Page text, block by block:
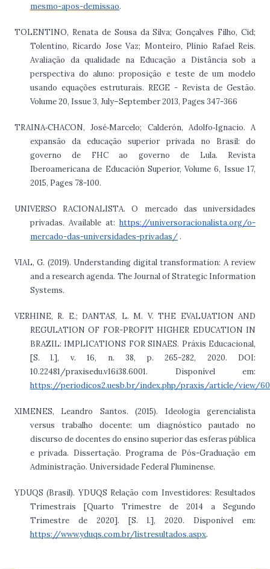
mesmo-apos-demissao.
TOLENTINO, Renata de Sousa da Silva; Gonçalves Filho, Cid;
Tolentino, Ricardo Jose Vaz; Monteiro, Plínio Rafael Reis.
Avaliação da qualidade na Educação a Distância sob a
perspectiva do aluno: proposição e teste de um modelo
usando equações estruturais. REGE - Revista de Gestão.
Volume 20, Issue 3, July–September 2013, Pages 347-366
TRAINA‐CHACON, José‐Marcelo; Calderón, Adolfo‐Ignacio. A
expansão da educação superior privada no Brasil: do
governo de FHC ao governo de Lula. Revista
Iberoamericana de Educación Superior, Volume 6, Issue 17,
2015, Pages 78-100.
UNIVERSO RACIONALISTA. O mercado das universidades
privadas. Available at:https://universoracionalista.org/o-
mercado-das-universidades-privadas/.
VIAL, G. (2019). Understanding digital transformation: A review
and a research agenda. The Journal of Strategic Information
Systems.
VERHINE, R. E.; DANTAS, L. M. V. THE EVALUATION AND
REGULATION OF FOR-PROFIT HIGHER EDUCATION IN
BRAZIL: IMPLICATIONS FOR SINAES. Práxis Educacional,
[S. l.], v. 16, n. 38, p. 265-282, 2020. DOI:
10.22481/praxisedu.v16i38.6001. Disponível em:
https://periodicos2.uesb.br/index.php/praxis/article/view/
XIMENES, Leandro Santos. (2015). Ideologia gerencialista
versus trabalho docente: um diagnóstico pautado no
discurso de docentes do ensino superior das esferas pública
e privada. Dissertação. Programa de Pós-Graduação em
Administração. Universidade Federal Fluminense.
YDUQS (Brasil). YDUQS Relação com Investidores: Resultados
Trimestrais [Quarto Trimestre de 2014 a Segundo
Trimestre de 2020]. [S. l.], 2020. Disponível em:
https://www.yduqs.com.br/listresultados.aspx.